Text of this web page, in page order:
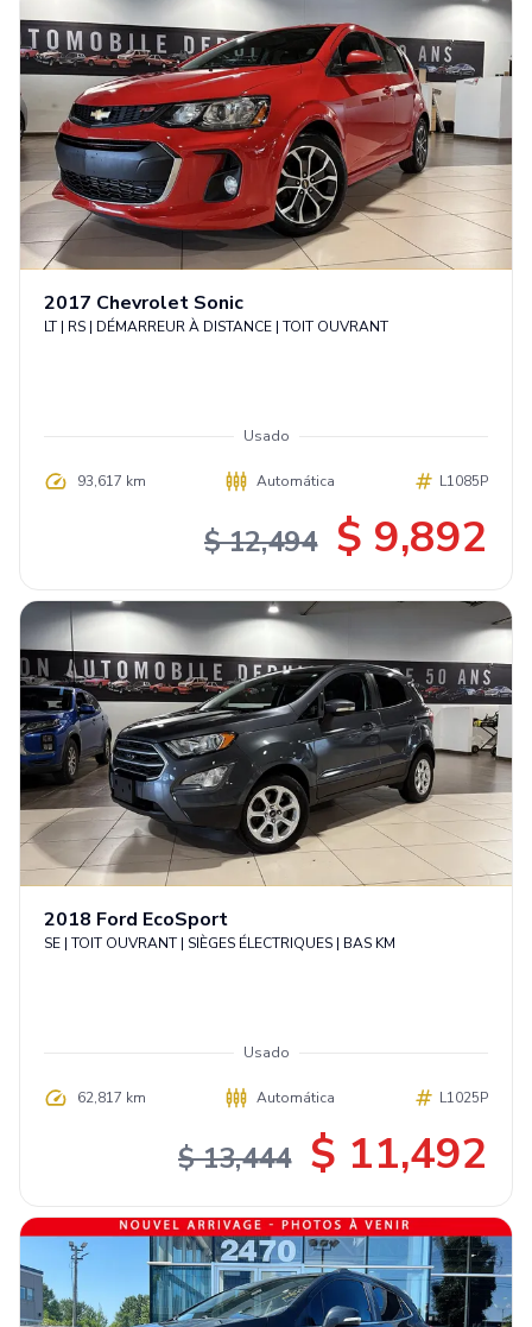
2017 Chevrolet Sonic
LT | RS | DÉMARREUR À DISTANCE | TOIT OUVRANT
Usado
93,617 km Automática L1085P
$ 12,494 $ 9,892
2018 Ford EcoSport
SE | TOIT OUVRANT | SIÈGES ÉLECTRIQUES | BAS KM
Usado
62,817 km Automática L1025P
$ 13,444 $ 11,492